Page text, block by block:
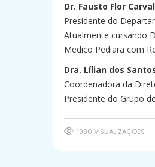
Dr. Fausto Flor
Presidente do
Atualmente cursando
Medico Pediara com
Dra. Lílian dos
Coordenadora da
Presidente do Grupo
1990 VISUALIZAÇÕES